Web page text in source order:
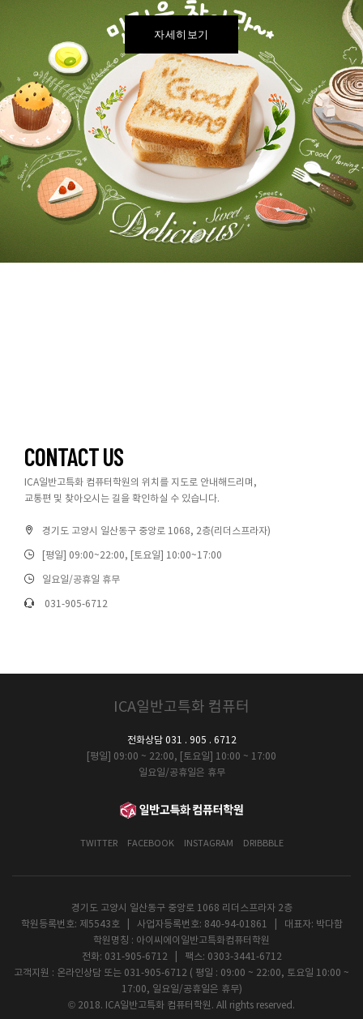
자세히보기
CONTACT US
ICA일반고특화 컴퓨터학원의 위치를 지도로 안내해드리며,
교통편 및 찾아오시는 길을 확인하실 수 있습니다.
경기도 고양시 일산동구 중앙로 1068, 2층(리더스프라자)
[평일] 09:00~22:00, [토요일] 10:00~17:00
일요일/공휴일 휴무
031-905-6712
ICA일반고특화 컴퓨터
전화상담 031 . 905 . 6712
[평일] 09:00 ~ 22:00, [토요일] 10:00 ~ 17:00
일요일/공휴일은 휴무
TWITTER FACEBOOK INSTAGRAM DRIBBBLE
경기도 고양시 일산동구 중앙로 1068 리더스프라자 2층
학원등록번호: 제5543호 | 사업자등록번호: 840-94-01861 | 대표자: 박다함
학원명칭 : 아이씨에이일반고특화컴퓨터학원
전화: 031-905-6712 | 팩스: 0303-3441-6712
고객지원 : 온라인상담 또는 031-905-6712 ( 평일 : 09:00 ~ 22:00, 토요일 10:00 ~
17:00, 일요일/공휴일은 휴무)
© 2018. ICA일반고특화 컴퓨터학원. All rights reserved.